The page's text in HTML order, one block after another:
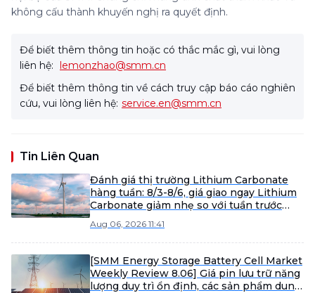
không cấu thành khuyến nghị ra quyết định.
Để biết thêm thông tin hoặc có thắc mắc gì, vui lòng
liên hệ: lemonzhao@smm.cn
Để biết thêm thông tin về cách truy cập báo cáo nghiên
cứu, vui lòng liên hệ: service.en@smm.cn
Tin Liên Quan
Đánh giá thị trường Lithium Carbonate
hàng tuần: 8/3-8/6, giá giao ngay Lithium
Carbonate giảm nhẹ so với tuần trước
Aug 06, 2026 11:41
[SMM Energy Storage Battery Cell Market
Weekly Review 8.06] Giá pin lưu trữ năng
lượng duy trì ổn định, các sản phẩm dung